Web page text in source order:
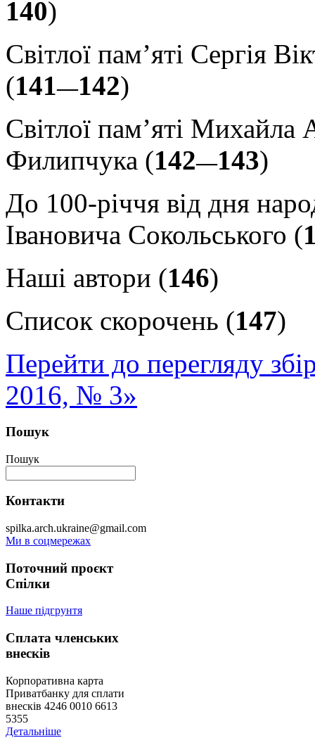
140)
Світлої пам’яті Сергія
(141—142)
Світлої пам’яті Михайла
Филипчука (142—143)
До 100-річчя від дня
Івановича Сокольського (
Наші автори (146)
Список скорочень (147)
Перейти до перегляду
2016, № 3»
Пошук
Пошук
Контакти
spilka.arch.ukraine@gmail.com
Ми в соцмережах
Поточний проєкт
Спілки
Наше підгрунтя
Сплата членських
внесків
Корпоративна карта
Приватбанку для сплати
внесків 4246 0010 6613
5355
Детальніше